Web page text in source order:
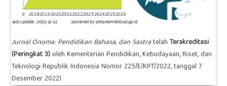
Jurnal Onoma: Pendidikan Bahasa, dan Sastratelah Terakreditasi
(Peringkat 3)oleh Kementerian Pendidikan, Kebudayaan, Riset, dan
Teknologi Republik Indonesia Nomor225/E/KPT/2022, tanggal 7
Desember 2022)